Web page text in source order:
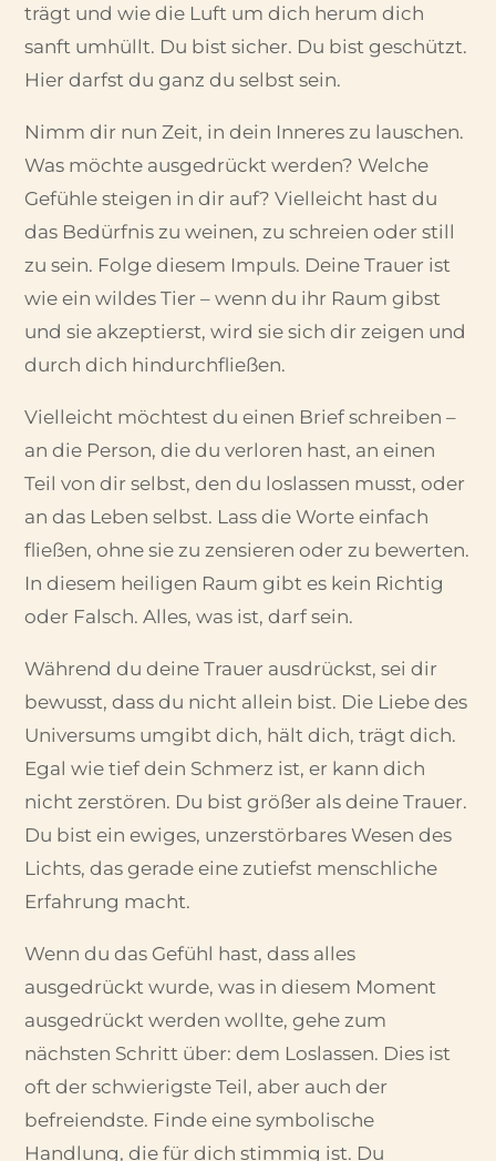
trägt und wie die Luft um dich herum dich
sanft umhüllt. Du bist sicher. Du bist geschützt.
Hier darfst du ganz du selbst sein.
Nimm dir nun Zeit, in dein Inneres zu lauschen.
Was möchte ausgedrückt werden? Welche
Gefühle steigen in dir auf? Vielleicht hast du
das Bedürfnis zu weinen, zu schreien oder still
zu sein. Folge diesem Impuls. Deine Trauer ist
wie ein wildes Tier – wenn du ihr Raum gibst
und sie akzeptierst, wird sie sich dir zeigen und
durch dich hindurchfließen.
Vielleicht möchtest du einen Brief schreiben –
an die Person, die du verloren hast, an einen
Teil von dir selbst, den du loslassen musst, oder
an das Leben selbst. Lass die Worte einfach
fließen, ohne sie zu zensieren oder zu bewerten.
In diesem heiligen Raum gibt es kein Richtig
oder Falsch. Alles, was ist, darf sein.
Während du deine Trauer ausdrückst, sei dir
bewusst, dass du nicht allein bist. Die Liebe des
Universums umgibt dich, hält dich, trägt dich.
Egal wie tief dein Schmerz ist, er kann dich
nicht zerstören. Du bist größer als deine Trauer.
Du bist ein ewiges, unzerstörbares Wesen des
Lichts, das gerade eine zutiefst menschliche
Erfahrung macht.
Wenn du das Gefühl hast, dass alles
ausgedrückt wurde, was in diesem Moment
ausgedrückt werden wollte, gehe zum
nächsten Schritt über: dem Loslassen. Dies ist
oft der schwierigste Teil, aber auch der
befreiendste. Finde eine symbolische
Handlung, die für dich stimmig ist. Du